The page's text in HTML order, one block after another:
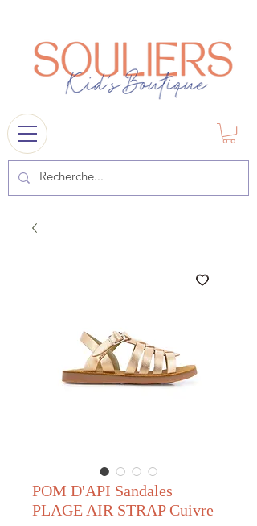
souliers 1841@gmail.com
POM D'API Sandales
PLAGE AIR STRAP Cuivre